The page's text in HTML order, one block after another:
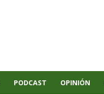
PODCAST OPINIÓN